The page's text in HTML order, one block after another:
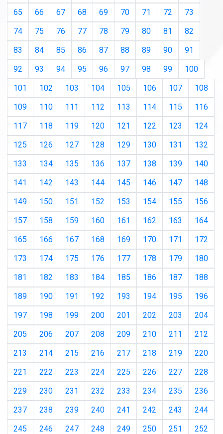
65
66 67 68 69 70 71 72
73
74
75 76 77 78 79 80 81
82
83
84 85 86 87 88 89 90
91
92
93 94 95 96 97 98 99
100
101
102 103 104 105 106 107
108
109
110 111 112 113 114 115
116
117
118 119 120 121 122 123
124
125
126 127 128 129 130 131
132
133
134 135 136 137 138 139
140
141
142 143 144 145 146 147
148
149
150 151 152 153 154 155
156
157
158 159 160 161 162 163
164
165
166 167 168 169 170 171
172
173
174 175 176 177 178 179
180
181
182 183 184 185 186 187
188
189
190 191 192 193 194 195
196
197
198 199 200 201 202 203
204
205
206 207 208 209 210 211
212
213
214 215 216 217 218 219
220
221
222 223 224 225 226 227
228
229
230 231 232 233 234 235
236
237
238 239 240 241 242 243
244
245
246 247 248 249 250 251
252